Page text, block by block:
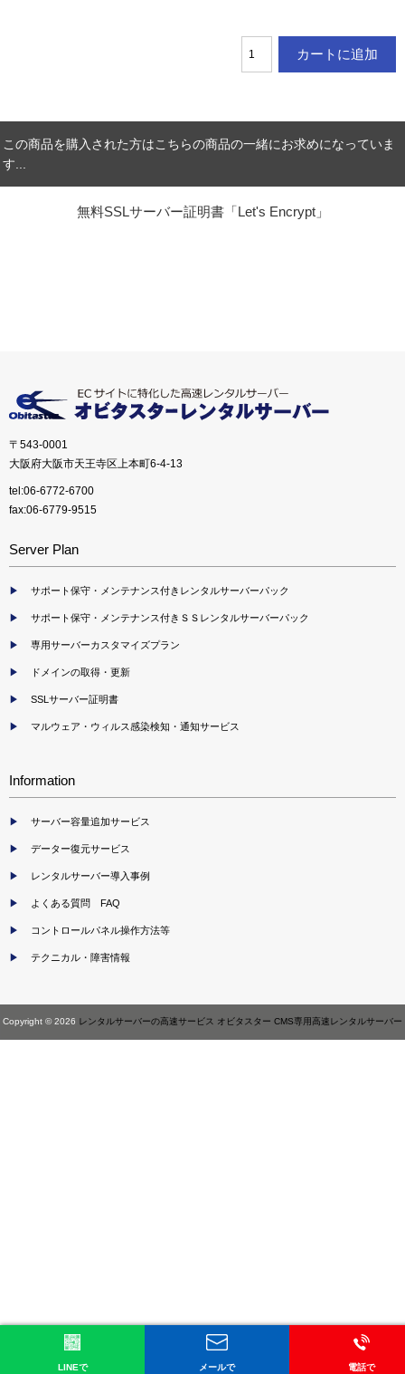
LINEで メールで 電話で
この商品を購入された方はこちらの商品の一緒にお求めになっていま
す...
無料SSLサーバー証明書「Let's Encrypt」
〒543-0001
大阪府大阪市天王寺区上本町6-4-13
tel:06-6772-6700
fax:06-6779-9515
Server Plan
サポート保守・メンテナンス付きレンタルサーバーパック
サポート保守・メンテナンス付きＳＳレンタルサーバーパック
専用サーバーカスタマイズプラン
ドメインの取得・更新
SSLサーバー証明書
マルウェア・ウィルス感染検知・通知サービス
Information
サーバー容量追加サービス
データー復元サービス
レンタルサーバー導入事例
よくある質問 FAQ
コントロールパネル操作方法等
テクニカル・障害情報
Copyright © 2026 レンタルサーバーの高速サービス オビタスター CMS専用高速レンタルサーバー